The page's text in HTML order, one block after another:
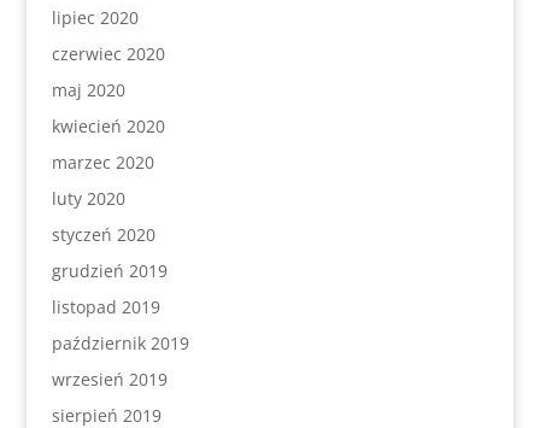
lipiec 2020
czerwiec 2020
maj 2020
kwiecień 2020
marzec 2020
luty 2020
styczeń 2020
grudzień 2019
listopad 2019
październik 2019
wrzesień 2019
sierpień 2019